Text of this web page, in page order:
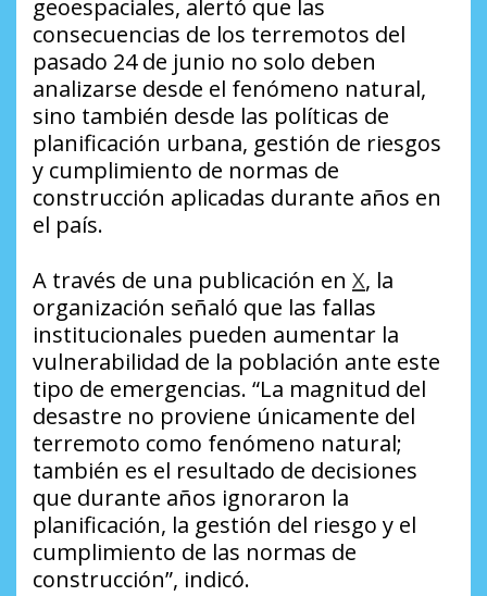
geoespaciales, alertó que las
consecuencias de los terremotos del
pasado 24 de junio no solo deben
analizarse desde el fenómeno natural,
sino también desde las políticas de
planificación urbana, gestión de riesgos
y cumplimiento de normas de
construcción aplicadas durante años en
el país.
A través de una publicación en X, la
organización señaló que las fallas
institucionales pueden aumentar la
vulnerabilidad de la población ante este
tipo de emergencias. “La magnitud del
desastre no proviene únicamente del
terremoto como fenómeno natural;
también es el resultado de decisiones
que durante años ignoraron la
planificación, la gestión del riesgo y el
cumplimiento de las normas de
construcción”, indicó.